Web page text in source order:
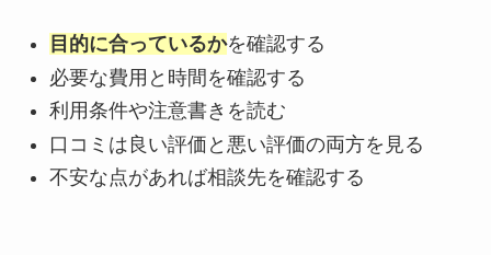
目的に合っているかを確認する
必要な費用と時間を確認する
利用条件や注意書きを読む
口コミは良い評価と悪い評価の両方を見る
不安な点があれば相談先を確認する